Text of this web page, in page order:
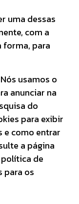
uma dessas
com a
forma, para
usamos o
anunciar na
do
para exibir
e como entrar
a página
de
para os